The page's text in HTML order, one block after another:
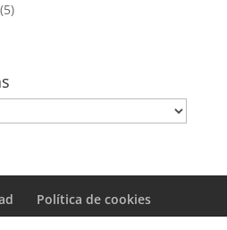
(5)
Política de cookies